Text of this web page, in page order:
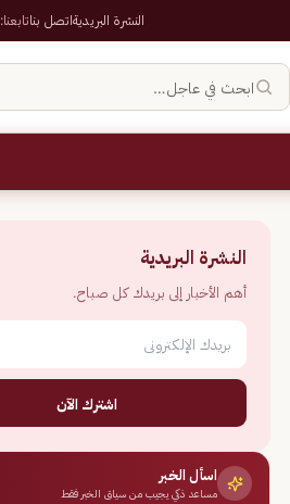
النشرة البريديةاتصل بناتابعنا:
ابحث في عاجل…
النشرة البريدية
أهم الأخبار إلى بريدك كل صباح.
اشترك الآن
اسأل الخبر
مساعد ذكي يجيب من سياق الخبر فقط